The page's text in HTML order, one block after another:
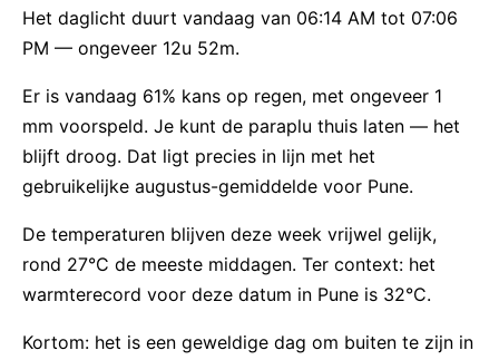
Het daglicht duurt vandaag van 06:14 AM tot 07:06
PM — ongeveer 12u 52m.
Er is vandaag 61% kans op regen, met ongeveer 1
mm voorspeld. Je kunt de paraplu thuis laten — het
blijft droog. Dat ligt precies in lijn met het
gebruikelijke augustus-gemiddelde voor Pune.
De temperaturen blijven deze week vrijwel gelijk,
rond 27°C de meeste middagen. Ter context: het
warmterecord voor deze datum in Pune is 32°C.
Kortom: het is een geweldige dag om buiten te zijn in